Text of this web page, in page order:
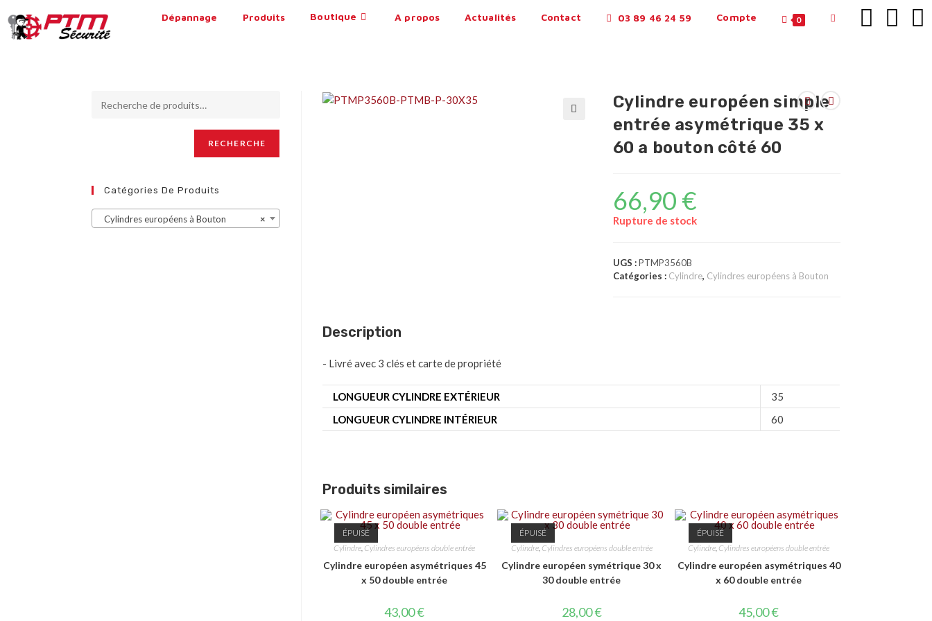
Dépannage Produits Boutique A propos Actualités Contact 03 89 46 24 59 Compte 0
Cylindre européen simple
entrée asymétrique 35 x
60 a bouton côté 60
66,90 €
Rupture de stock
UGS :PTMP3560B
Catégories : Cylindre, Cylindres européens à Bouton
Description
- Livré avec 3 clés et carte de propriété
LONGUEUR CYLINDRE EXTÉRIEUR
35
LONGUEUR CYLINDRE INTÉRIEUR
60
Produits similaires
ÉPUISÉ
Cylindre, Cylindres européens double entrée
Cylindre européen asymétriques 45
x 50 double entrée
43,00€
ÉPUISÉ
Cylindre, Cylindres européens double entrée
Cylindre européen symétrique 30 x
30 double entrée
28,00€
ÉPUISÉ
Cylindre, Cylindres européens double entrée
Cylindre européen asymétriques 40
x 60 double entrée
45,00€
RECHERCHE
Catégories De Produits
×
Cylindres européens à Bouton